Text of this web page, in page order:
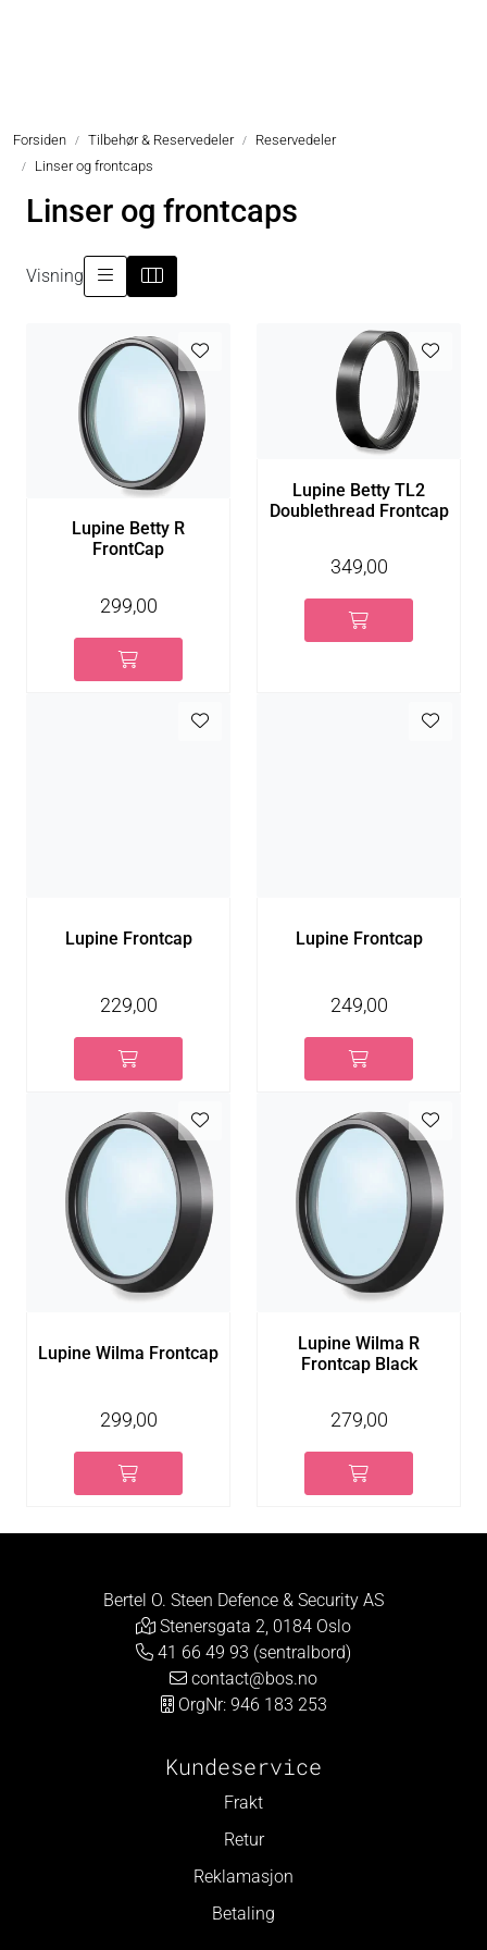
Forsiden Tilbehør & Reservedeler
Reservedeler
Linser og frontcaps
Linser og frontcaps
Visning
Lupine Betty R
FrontCap
299,00
Lupine Betty TL2
Doublethread Frontcap
349,00
Lupine Frontcap
229,00
Lupine Frontcap
249,00
Lupine Wilma Frontcap
299,00
Lupine Wilma R
Frontcap Black
279,00
Bertel O. Steen Defence & Security AS
Stenersgata 2, 0184 Oslo
41 66 49 93 (sentralbord)
contact@bos.no
OrgNr: 946 183 253
Kundeservice
Frakt
Retur
Reklamasjon
Betaling
Hjelmlykter
Sykkellykter
Lommelykter
Oppgradering